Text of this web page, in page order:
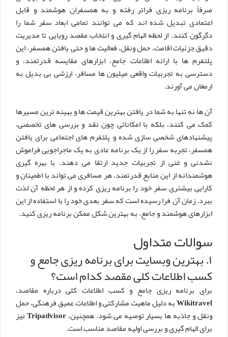
صرفاً برنامه ریزی فراتر رفته و به همسفران هوشمند و قابل
اعتمادی تبدیل شده اند که می توانند تمامی ابعاد سفر شما را
دگرگون کنند. از لحظه الهام گیری و انتخاب مقصد رویایی تا مدیریت
دقیق جزئیات اقامت، حمل ونقل، فعالیت ها و حتی یافتن همسفر، این
پلتفرم ها با ارائه اطلاعات جامع، ابزارهای مقایسه قدرتمند، و
دسترسی به تجربیات واقعی میلیون ها مسافر، ارزشی بی بدیل به
ارمغان می آورند.
آن ها نه تنها به شما در یافتن بهترین قیمت ها و بهینه ترین مسیرها
کمک می کنند، بلکه با امکاناتی چون نقد و بررسی های تخصصی،
پیشنهادهای شخصی سازی شده و پلتفرم های اجتماعی برای یافتن
همسفر، تجربه سفر را از یک برنامه عادی به یک ماجراجویی فراموش
نشدنی و غنی از تجربیات جدید ارتقا می دهند. با بهره گیری
هوشمندانه از این منابع قدرتمند، هر مسافری می تواند با اطمینان و
کارایی بیشتری سفر خود را برنامه ریزی کرده و از هر لحظه آن لذت
ببرد. زمان آن فرا رسیده است که سفر بعدی خود را با استفاده از این
ابزارهای هوشمند و جامع، به بهترین شکل ممکن برنامه ریزی کنید.
سوالات متداول
۱. بهترین وبسایت برای برنامه ریزی جامع و
کسب اطلاعات کلی مقصد کدام است؟
برای برنامه ریزی جامع و کسب اطلاعات کلی درباره مقاصد،
Wikitravelبه دلیل ماهیت مشارکتی و اطلاعات عمیق فرهنگی، حمل
ونقل و جاذبه ها بسیار توصیه می شود. همچنین،Tripadvisorنیز
برای الهام گیری و بررسی اولیه مقاصد مناسب است.